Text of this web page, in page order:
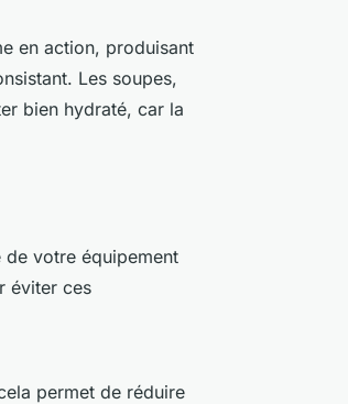
en action, produisant
Les soupes,
bien hydraté, car la
de votre équipement
éviter ces
permet de réduire